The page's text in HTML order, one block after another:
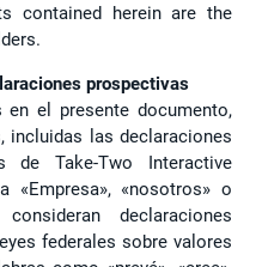
contained herein are the
prospectivas
en el presente documento,
las declaraciones
de Take-Two Interactive
«Empresa», «nosotros» o
declaraciones
federales sobre valores